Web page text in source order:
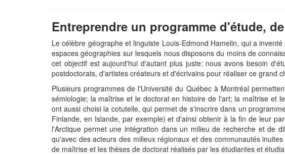
Entreprendre un programme d'étude,
Le célèbre géographe et linguiste Louis-Edmond Hamelin, qui a
espaces géographies sur lesquels nous disposons du moins de
cet objectif est aujourd'hui d'autant plus juste: nous avons besoin
postdoctorats, d'artistes créateurs et d'écrivains pour réaliser ce grand
Plusieurs programmes de l'Université du Québec à Montréal
sémiologie; la maîtrise et le doctorat en histoire de l'art; la maîtrise et
ont aussi choisi la cotutelle, qui permet de s'inscrire dans un
Finlande, en Islande, par exemple) et d'ainsi obtenir à la fin de leur
l'Arctique permet une intégration dans un milieu de recherche et de
qu'avec des acteurs des milieux régionaux et des communautés
de maîtrise et les thèses de doctorat réalisés par les étudiantes et